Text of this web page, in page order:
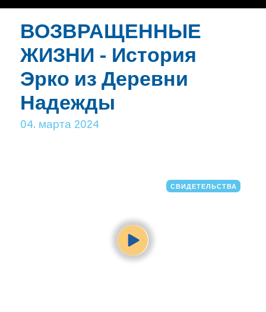
ВОЗВРАЩЕННЫЕ
ЖИЗНИ - История
Эрко из Деревни
Надежды
04. марта 2024
СВИДЕТЕЛЬСТВА